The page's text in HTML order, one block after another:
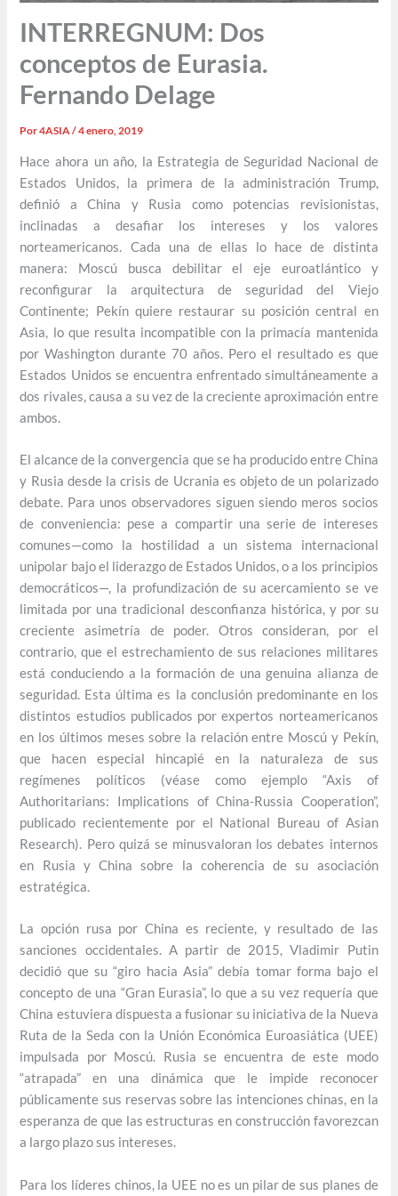
INTERREGNUM: Dos
conceptos de Eurasia.
Fernando Delage
Por4ASIA/4 enero, 2019
Hace ahora un año, la Estrategia de Seguridad Nacional de
Estados Unidos, la primera de la administración Trump,
definió a China y Rusia como potencias revisionistas,
inclinadas a desafiar los intereses y los valores
norteamericanos. Cada una de ellas lo hace de distinta
manera: Moscú busca debilitar el eje euroatlántico y
reconfigurar la arquitectura de seguridad del Viejo
Continente; Pekín quiere restaurar su posición central en
Asia, lo que resulta incompatible con la primacía mantenida
por Washington durante 70 años. Pero el resultado es que
Estados Unidos se encuentra enfrentado simultáneamente a
dos rivales, causa a su vez de la creciente aproximación entre
ambos.
El alcance de la convergencia que se ha producido entre China
y Rusia desde la crisis de Ucrania es objeto de un polarizado
debate. Para unos observadores siguen siendo meros socios
de conveniencia: pese a compartir una serie de intereses
comunes—como la hostilidad a un sistema internacional
unipolar bajo el liderazgo de Estados Unidos, o a los principios
democráticos—, la profundización de su acercamiento se ve
limitada por una tradicional desconfianza histórica, y por su
creciente asimetría de poder. Otros consideran, por el
contrario, que el estrechamiento de sus relaciones militares
está conduciendo a la formación de una genuina alianza de
seguridad. Esta última es la conclusión predominante en los
distintos estudios publicados por expertos norteamericanos
en los últimos meses sobre la relación entre Moscú y Pekín,
que hacen especial hincapié en la naturaleza de sus
regímenes políticos (véase como ejemplo “Axis of
Authoritarians: Implications of China-Russia Cooperation”,
publicado recientemente por el National Bureau of Asian
Research). Pero quizá se minusvaloran los debates internos
en Rusia y China sobre la coherencia de su asociación
estratégica.
La opción rusa por China es reciente, y resultado de las
sanciones occidentales. A partir de 2015, Vladimir Putin
decidió que su “giro hacia Asia” debía tomar forma bajo el
concepto de una “Gran Eurasia”, lo que a su vez requería que
China estuviera dispuesta a fusionar su iniciativa de la Nueva
Ruta de la Seda con la Unión Económica Euroasiática (UEE)
impulsada por Moscú. Rusia se encuentra de este modo
“atrapada” en una dinámica que le impide reconocer
públicamente sus reservas sobre las intenciones chinas, en la
esperanza de que las estructuras en construcción favorezcan
a largo plazo sus intereses.
Para los líderes chinos, la UEE no es un pilar de sus planes de